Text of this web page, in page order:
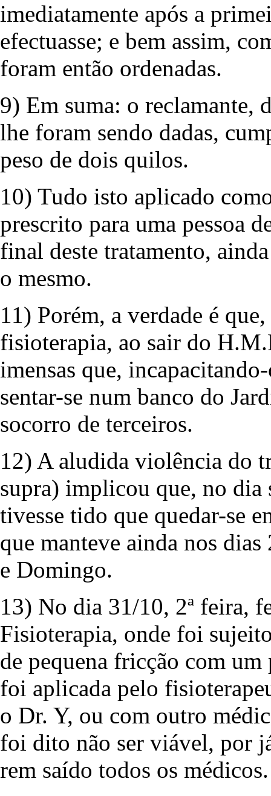
imediatamente após a
efectuasse; e bem assim,
foram então ordenadas.
9) Em suma: o reclamante,
lhe foram sendo dadas,
peso de dois quilos.
10) Tudo isto aplicado
prescrito para uma pessoa
final deste tratamento,
o mesmo.
11) Porém, a verdade é
fisioterapia, ao sair do
imensas que,
sentar-se num banco do
socorro de terceiros.
12) A aludida violência do
supra) implicou que, no dia
tivesse tido que quedar-se
que manteve ainda nos
e Domingo.
13) No dia 31/10, 2ª feira,
Fisioterapia, onde foi
de pequena fricção com
foi aplicada pelo
o Dr. Y, ou com outro
foi dito não ser viável, por
rem saído todos os médicos.